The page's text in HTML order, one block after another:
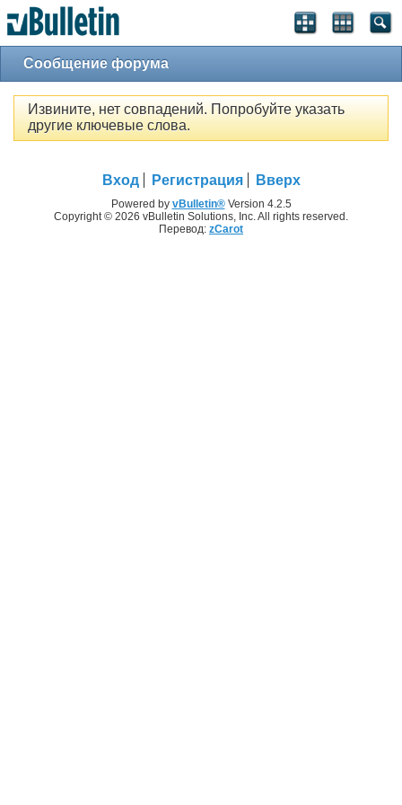
Сообщение форума
Извините, нет совпадений. Попробуйте указать
другие ключевые слова.
Вход Регистрация Вверх
Powered by vBulletin®Version 4.2.5
Copyright © 2026 vBulletin Solutions, Inc. All rights reserved.
Перевод: zCarot